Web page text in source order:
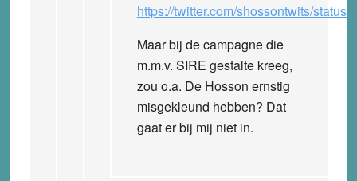
https://twitter.com/shossontwits/
Maar bij de campagne die
m.m.v. SIRE gestalte kreeg,
zou o.a. De Hosson ernstig
misgekleund hebben? Dat
gaat er bij mij niet in.